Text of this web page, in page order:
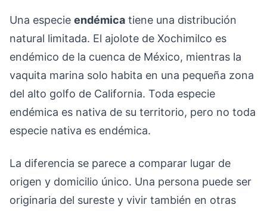
Una especie endémica tiene una distribución
natural limitada. El ajolote de Xochimilco es
endémico de la cuenca de México, mientras la
vaquita marina solo habita en una pequeña zona
del alto golfo de California. Toda especie
endémica es nativa de su territorio, pero no toda
especie nativa es endémica.
La diferencia se parece a comparar lugar de
origen y domicilio único. Una persona puede ser
originaria del sureste y vivir también en otras